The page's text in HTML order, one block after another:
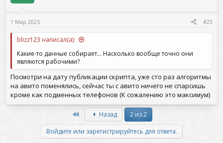
1 Мар 2025 #23
blizz123 написал(а):
Какие-то данные собирает... Насколько вообще точно они
являются рабочими?
Посмотри на дату публикации скрипта, уже сто раз алгоритмы
на авито поменялись, сейчас ты с авито ничего не спарсишь
кроме как подменных телефонов (К сожалению это максимум)
First Назад
2 из 2
Войдите или зарегистрируйтесь для ответа.